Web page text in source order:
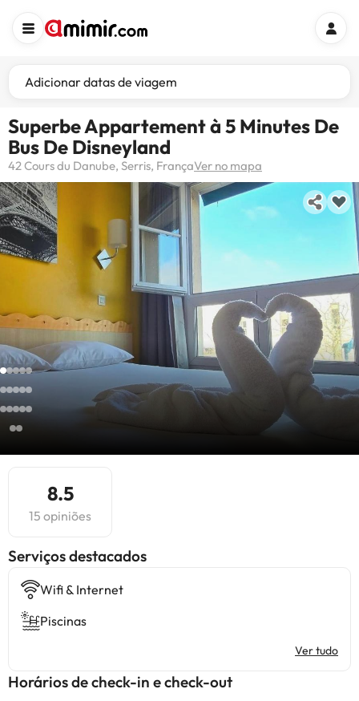
Adicionar datas de viagem
Superbe Appartement à 5 Minutes De
Bus De Disneyland
42 Cours du Danube, Serris, FrançaVer no mapa
8.5
15 opiniões
Serviços destacados
Wifi & Internet
Piscinas
Ver tudo
Horários de check-in e check-out